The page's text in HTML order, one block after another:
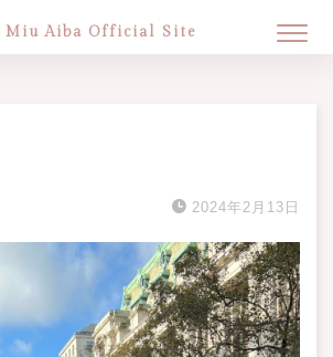
Miu Aiba Official Site
2024年2月13日